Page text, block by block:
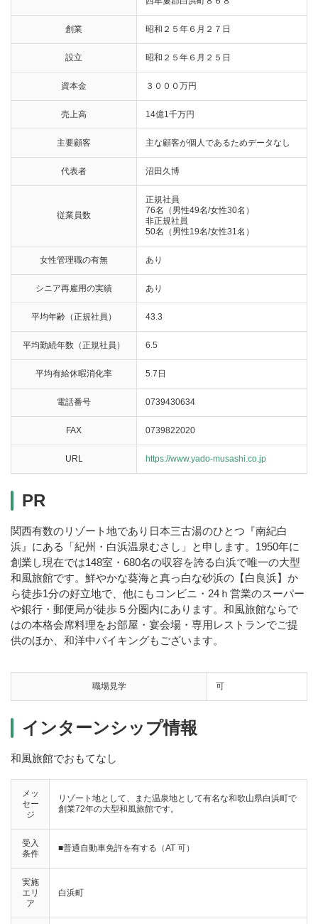
創業 昭和２５年６月２７日
設立 昭和２５年６月２５日
資本金 ３０００万円
売上高 14億1千万円
主要顧客 主な顧客が個人であるためデータなし
代表者 沼田久博
従業員数
正規社員
76名（男性49名/女性30名）
非正規社員
50名（男性19名/女性31名）
女性管理職の有無 あり
シニア再雇用の実績 あり
平均年齢（正規社員） 43.3
平均勤続年数（正規社員） 6.5
平均有給休暇消化率 5.7日
電話番号 0739430634
FAX 0739822020
URL https://www.yado-musashi.co.jp
PR
関西有数のリゾート地であり日本三古湯のひとつ『南紀白
浜』にある「紀州・白浜温泉むさし」と申します。1950年に
創業し現在では148室・680名の収容を誇る白浜で唯一の大型
和風旅館です。鮮やかな葵海と真っ白な砂浜の【白良浜】か
ら徒歩1分の好立地で、他にもコンビニ・24ｈ営業のスーパー
や銀行・郵便局が徒歩５分圏内にあります。和風旅館ならで
はの本格会席料理をお部屋・宴会場・専用レストランでご提
供のほか、和洋中バイキングもございます。
職場見学 可
インターンシップ情報
和風旅館でおもてなし
メッ
セー
ジ
リゾート地として、また温泉地として有名な和歌山県白浜町で
創業72年の大型和風旅館です。
受入
条件
■普通自動車免許を有する（AT 可）
実施
エリ
ア
白浜町